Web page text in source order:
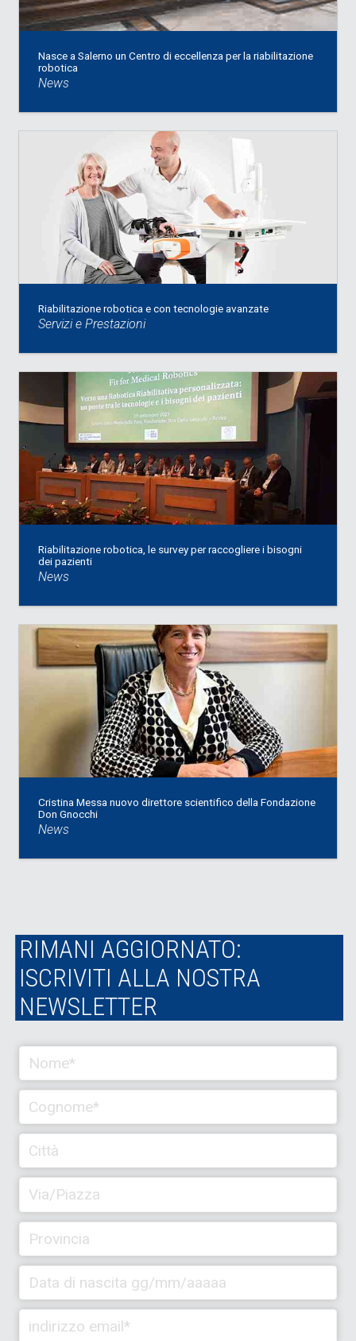
Nasce a Salerno un Centro di eccellenza per la riabilitazione
robotica
News
Riabilitazione robotica e con tecnologie avanzate
Servizi e Prestazioni
Riabilitazione robotica, le survey per raccogliere i bisogni
dei pazienti
News
Cristina Messa nuovo direttore scientifico della Fondazione
Don Gnocchi
News
RIMANI AGGIORNATO:
ISCRIVITI ALLA NOSTRA
NEWSLETTER